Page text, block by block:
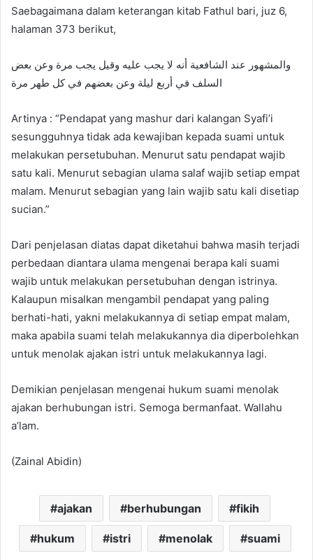
Saebagaimana dalam keterangan kitab Fathul bari, juz 6,
halaman 373 berikut,
والمشهور عند الشافعية أنه لا يجب عليه وقيل يجب مرة وعن بعض
السلف في أربع ليلة وعن بعضهم في كل طهر مرة
Artinya : “Pendapat yang mashur dari kalangan Syafi’i
sesungguhnya tidak ada kewajiban kepada suami untuk
melakukan persetubuhan. Menurut satu pendapat wajib
satu kali. Menurut sebagian ulama salaf wajib setiap empat
malam. Menurut sebagian yang lain wajib satu kali disetiap
sucian.”
Dari penjelasan diatas dapat diketahui bahwa masih terjadi
perbedaan diantara ulama mengenai berapa kali suami
wajib untuk melakukan persetubuhan dengan istrinya.
Kalaupun misalkan mengambil pendapat yang paling
berhati-hati, yakni melakukannya di setiap empat malam,
maka apabila suami telah melakukannya dia diperbolehkan
untuk menolak ajakan istri untuk melakukannya lagi.
Demikian penjelasan mengenai hukum suami menolak
ajakan berhubungan istri. Semoga bermanfaat. Wallahu
a’lam.
(Zainal Abidin)
ajakan berhubungan fikih
hukum istri menolak suami